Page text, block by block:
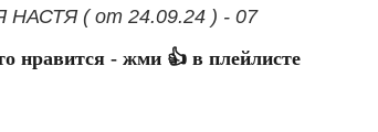
НАСТЯ ( от 24.09.24 ) - 07
нравится - жми 👍 в плейлисте